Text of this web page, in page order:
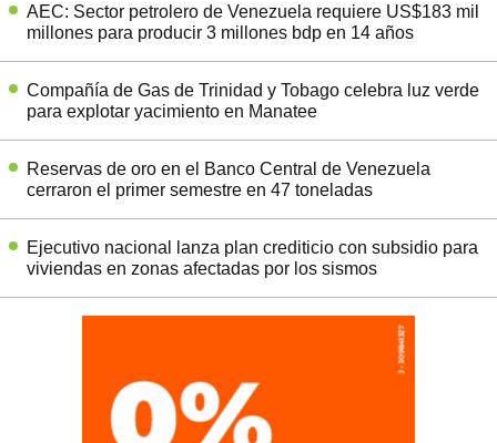
AEC: Sector petrolero de Venezuela requiere US$183 mil
millones para producir 3 millones bdp en 14 años
Compañía de Gas de Trinidad y Tobago celebra luz verde
para explotar yacimiento en Manatee
Reservas de oro en el Banco Central de Venezuela
cerraron el primer semestre en 47 toneladas
Ejecutivo nacional lanza plan crediticio con subsidio para
viviendas en zonas afectadas por los sismos